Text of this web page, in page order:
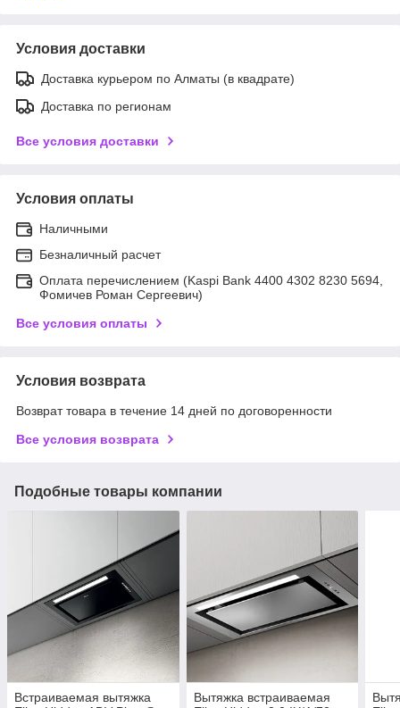
Условия доставки
Доставка курьером по Алматы (в квадрате)
Доставка по регионам
Все условия доставки
Условия оплаты
Наличными
Безналичный расчет
Оплата перечислением (Kaspi Bank 4400 4302 8230 5694,
Фомичев Роман Сергеевич)
Все условия оплаты
Условия возврата
Возврат товара в течение 14 дней по договоренности
Все условия возврата
Подобные товары компании
Встраиваемая вытяжка
Вытяжка встраиваемая